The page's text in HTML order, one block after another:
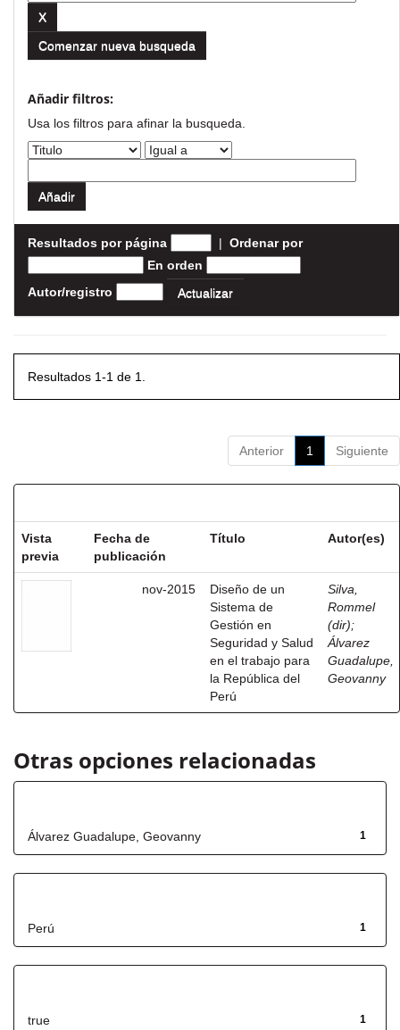
Comenzar nueva busqueda
Añadir filtros:
Usa los filtros para afinar la busqueda.
Resultados por página | Ordenar por
En orden
Autor/registro
Resultados 1-1 de 1.
Anterior 1 Siguiente
Vista
previa
Fecha de
publicación
Título Autor(es)
nov-2015
Diseño de un
Sistema de
Gestión en
Seguridad y Salud
en el trabajo para
la República del
Perú
Silva,
Rommel
(dir);
Álvarez
Guadalupe,
Geovanny
Otras opciones relacionadas
1
Álvarez Guadalupe, Geovanny
1
Perú
1
true